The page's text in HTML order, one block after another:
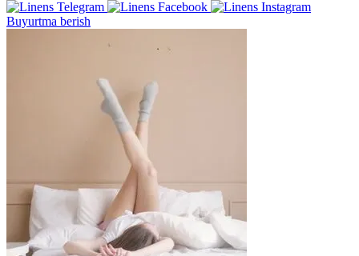
Buyurtma berish